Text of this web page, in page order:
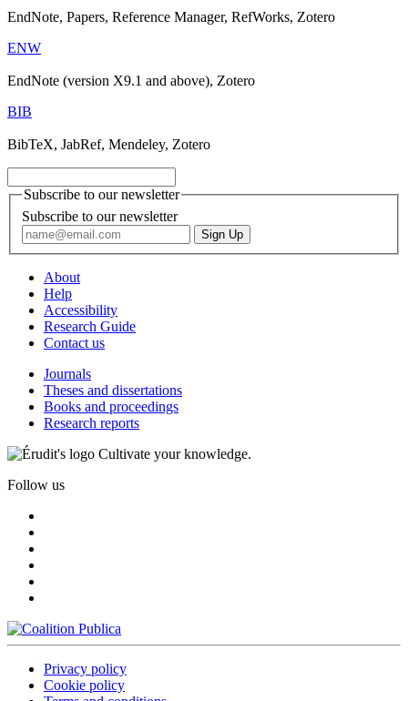
EndNote, Papers, Reference Manager, RefWorks, Zotero
ENW
EndNote (version X9.1 and above), Zotero
BIB
BibTeX, JabRef, Mendeley, Zotero
Subscribe to our newsletter
Subscribe to our newsletter
About
Help
Accessibility
Research Guide
Contact us
Journals
Theses and dissertations
Books and proceedings
Research reports
Cultivate your knowledge.
Follow us
Privacy policy
Cookie policy